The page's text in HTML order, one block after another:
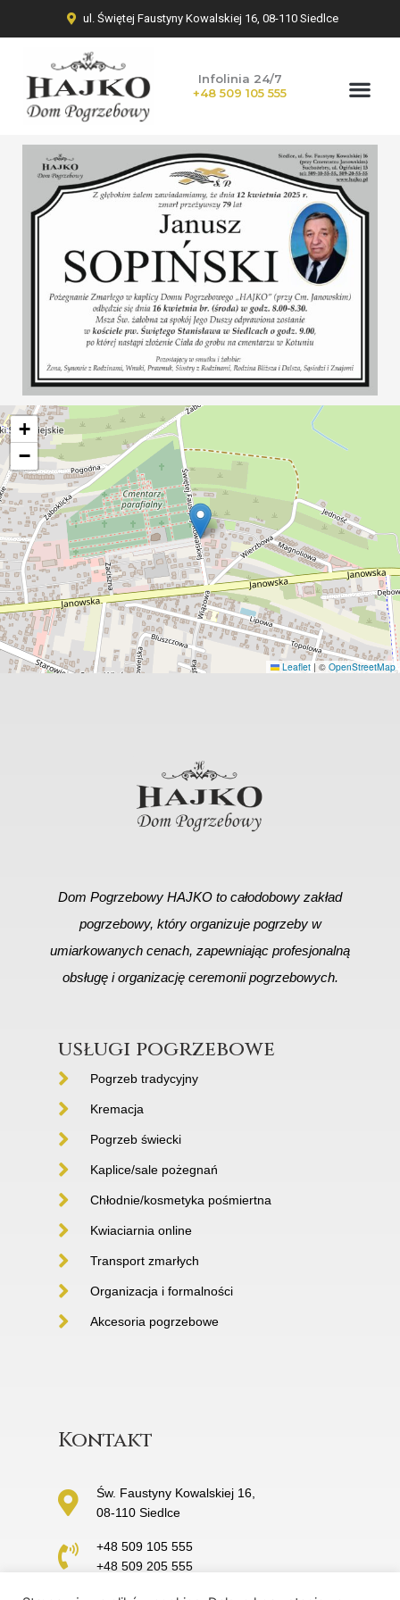
ul. Świętej Faustyny Kowalskiej 16, 08-110 Siedlce
Infolinia 24/7
+48 509 105 555
+
−
Leaflet | © OpenStreetMap
Dom Pogrzebowy HAJKO to całodobowy zakład
pogrzebowy, który organizuje pogrzeby w
umiarkowanych cenach, zapewniając profesjonalną
obsługę i organizację ceremonii pogrzebowych.
usługi pogrzebowe
Pogrzeb tradycyjny
Kremacja
Pogrzeb świecki
Kaplice/sale pożegnań
Chłodnie/kosmetyka pośmiertna
Kwiaciarnia online
Transport zmarłych
Organizacja i formalności
Akcesoria pogrzebowe
Kontakt
Św. Faustyny Kowalskiej 16,
08-110 Siedlce
+48 509 105 555
+48 509 205 555